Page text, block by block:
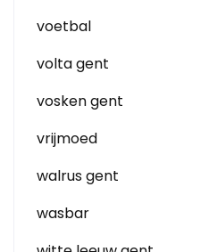
voetbal
volta gent
vosken gent
vrijmoed
walrus gent
wasbar